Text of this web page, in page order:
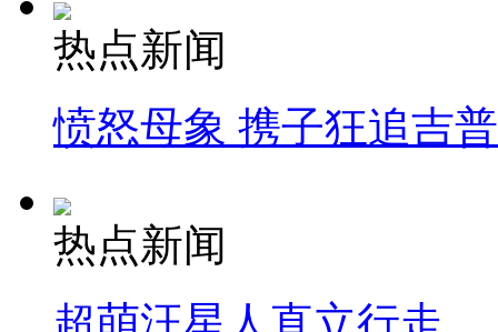
热点新闻
愤怒母象 携子狂追吉
热点新闻
超萌汪星人直立行走